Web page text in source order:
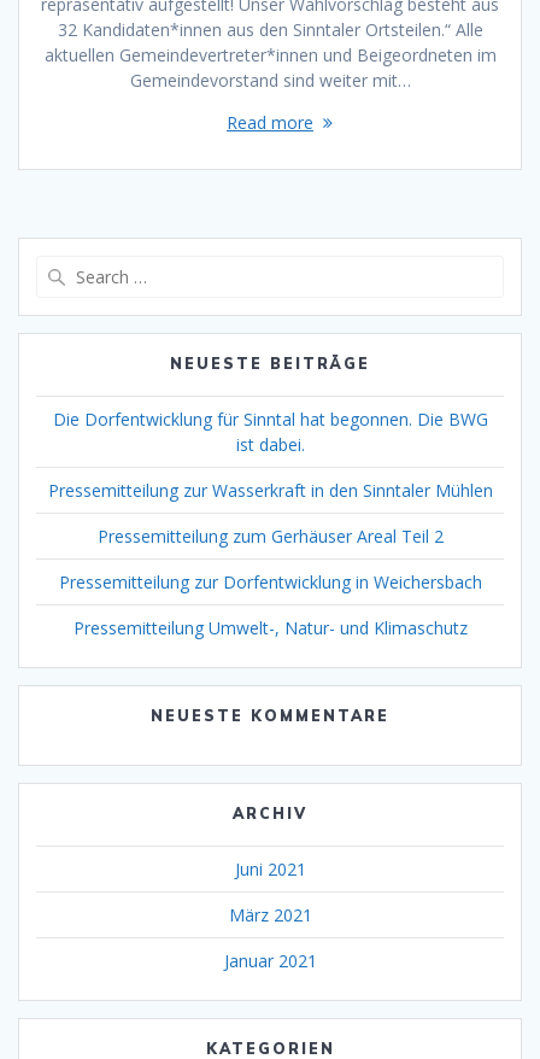
32 Kandidaten*innen aus den Sinntaler Ortsteilen.“ Alle
aktuellen Gemeindevertreter*innen und Beigeordneten im
Gemeindevorstand sind weiter mit…
Read more
NEUESTE BEITRÄGE
Die Dorfentwicklung für Sinntal hat begonnen. Die BWG
ist dabei.
Pressemitteilung zur Wasserkraft in den Sinntaler Mühlen
Pressemitteilung zum Gerhäuser Areal Teil 2
Pressemitteilung zur Dorfentwicklung in Weichersbach
Pressemitteilung Umwelt-, Natur- und Klimaschutz
NEUESTE KOMMENTARE
ARCHIV
Juni 2021
März 2021
Januar 2021
KATEGORIEN